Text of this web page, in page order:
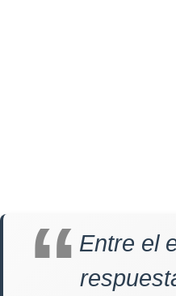
Entre el